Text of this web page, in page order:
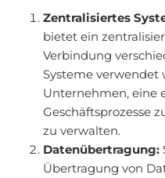
Zentralisiertes
bietet ein
Verbindung
Systeme verwendet
Unternehmen, eine
Geschäftsprozesse
zu verwalten.
Datenübertragung:
Übertragung von